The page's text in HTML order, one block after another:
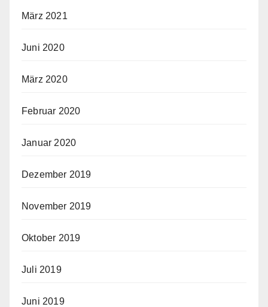
März 2021
Juni 2020
März 2020
Februar 2020
Januar 2020
Dezember 2019
November 2019
Oktober 2019
Juli 2019
Juni 2019